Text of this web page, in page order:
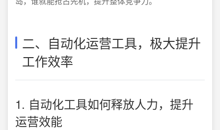
二、自动化运营工具，极大提升
工作效率
1. 自动化工具如何释放人力，提升
运营效能